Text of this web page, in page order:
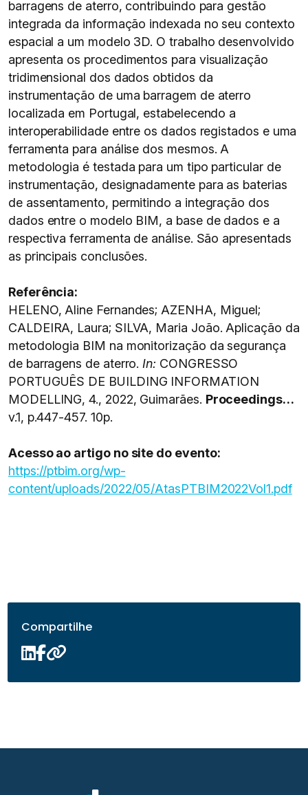
barragens de aterro, contribuindo para gestão
integrada da informação indexada no seu contexto
espacial a um modelo 3D. O trabalho desenvolvido
apresenta os procedimentos para visualização
tridimensional dos dados obtidos da
instrumentação de uma barragem de aterro
localizada em Portugal, estabelecendo a
interoperabilidade entre os dados registados e uma
ferramenta para análise dos mesmos. A
metodologia é testada para um tipo particular de
instrumentação, designadamente para as baterias
de assentamento, permitindo a integração dos
dados entre o modelo BIM, a base de dados e a
respectiva ferramenta de análise. São apresentads
as principais conclusões.
Referência:
HELENO, Aline Fernandes; AZENHA, Miguel;
CALDEIRA, Laura; SILVA, Maria João. Aplicação da
metodologia BIM na monitorização da segurança
de barragens de aterro. In: CONGRESSO
PORTUGUÊS DE BUILDING INFORMATION
MODELLING, 4., 2022, Guimarães. Proceedings…
v.1, p.447-457. 10p.
Acesso ao artigo no site do evento:
https://ptbim.org/wp-
content/uploads/2022/05/AtasPTBIM2022Vol1.pdf
Compartilhe